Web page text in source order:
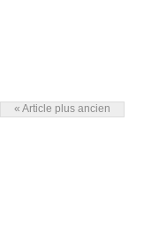
« Article plus ancien